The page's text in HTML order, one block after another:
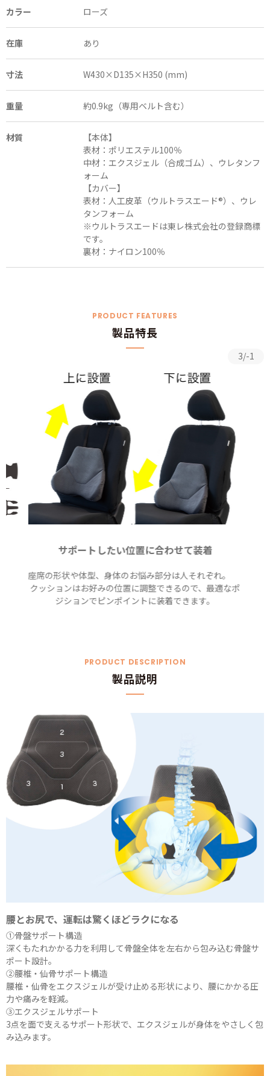
カラー ローズ
在庫 あり
寸法 W430×D135×H350 (mm)
重量 約0.9kg（専用ベルト含む）
材質
【本体】
表材：ポリエステル100％
中材：エクスジェル（合成ゴム）、ウレタンフ
ォーム
【カバー】
表材：人工皮革（ウルトラスエード®）、ウレ
タンフォーム
※ウルトラスエードは東レ株式会社の登録商標
です。
裏材：ナイロン100％
PRODUCT FEATURES
製品特長
サポートしたい位置に合わせて装着
座席の形状や体型、身体のお悩み部分は人それぞれ。
クッションはお好みの位置に調整できるので、最適なポ
ジションでピンポイントに装着できます。
3/-1
PRODUCT DESCRIPTION
製品説明
腰とお尻で、運転は驚くほどラクになる
①骨盤サポート構造
深くもたれかかる力を利用して骨盤全体を左右から包み込む骨盤サ
ポート設計。
②腰椎・仙骨サポート構造
腰椎・仙骨をエクスジェルが受け止める形状により、腰にかかる圧
力や痛みを軽減。
③エクスジェルサポート
3点を面で支えるサポート形状で、エクスジェルが身体をやさしく包
み込みます。